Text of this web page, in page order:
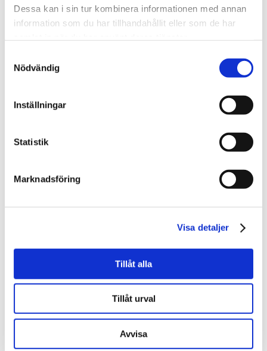
Dessa kan i sin tur kombinera informationen med annan
information som du har tillhandahållit eller som de har
Nödvändig
Inställningar
Statistik
Marknadsföring
Visa detaljer
Tillåt alla
Tillåt urval
Avvisa
Svefa – Hela Sverige... Tjänster
huvudägare
Svefa – Hela Sverige... Svefa tar in Brovike...
Högt tryck för transaktioner på den
trots pandemin
Svefa – Hela Sverige... Press och nyheter Högt tryck för trans...
Fastighetslunch 17 november - Karlstad
Svefa – Hela Sverige... Kunskapsbank Fastighetslunch 17 n...
Svefa stärker sin transaktionsrådgivning
– Erik Norrman tillträder som